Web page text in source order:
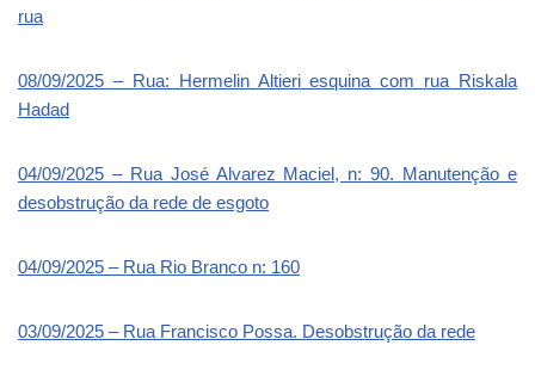
rua
08/09/2025 – Rua: Hermelin Altieri esquina com rua Riskala
Hadad
04/09/2025 – Rua José Alvarez Maciel, n: 90. Manutenção e
desobstrução da rede de esgoto
04/09/2025 – Rua Rio Branco n: 160
03/09/2025 – Rua Francisco Possa. Desobstrução da rede